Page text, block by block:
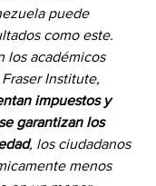
puede
como este.
los académicos
Institute,
impuestos y
garantizan los
, los ciudadanos
menos